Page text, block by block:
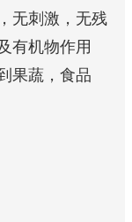
无刺激，无残
有机物作用
果蔬，食品